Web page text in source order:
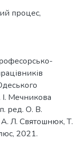
процес,
І. Мечникова
ред. О. В.
Л. Святошнюк, Т.
2021.